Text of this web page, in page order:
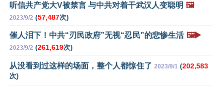
听信共产党大V被禁言 与中共对着干武汉人变聪明 🖼️
2023/9/2 (57,487次)
催人泪下！中共“刃民政府”无视“忍民”的悲惨生活 🖼️▶️
2023/9/2 (261,619次)
从没看到过这样的场面，整个人都惊住了 2023/9/1 (202,583
次)